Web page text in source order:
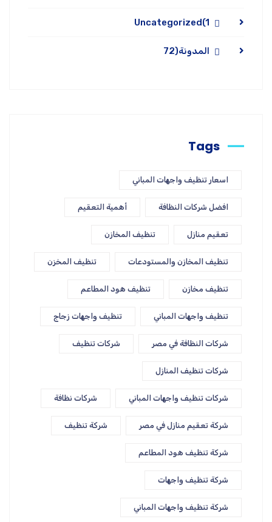
Uncategorized(1
المدونة(72
Tags
اسعار تنظيف واجهات المباني
افضل شركات النظافة أهمية التعقيم
تعقيم منازل تنظيف المخازن
تنظيف المخازن والمستودعات تنظيف المخزن
تنظيف مخازن تنظيف هود المطاعم
تنظيف واجهات المباني تنظيف واجهات زجاج
شركات النظافة في مصر شركات تنظيف
شركات تنظيف المنازل
شركات تنظيف واجهات المباني شركات نظافة
شركة تعقيم منازل في مصر شركة تنظيف
شركة تنظيف هود المطاعم
شركة تنظيف واجهات
شركة تنظيف واجهات المباني